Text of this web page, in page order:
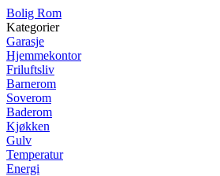
Bolig Rom
Kategorier
Garasje
Hjemmekontor
Friluftsliv
Barnerom
Soverom
Baderom
Kjøkken
Gulv
Temperatur
Energi